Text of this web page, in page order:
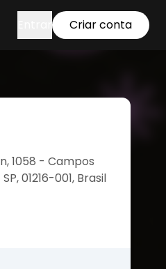
Criar conta
1058 - Campos
01216-001, Brasil